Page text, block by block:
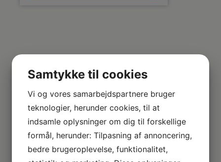
Samtykke til cookies
Vi og vores samarbejdspartnere bruger
teknologier, herunder cookies, til at
indsamle oplysninger om dig til forskellige
formål, herunder: Tilpasning af annoncering,
bedre brugeroplevelse, funktionalitet,